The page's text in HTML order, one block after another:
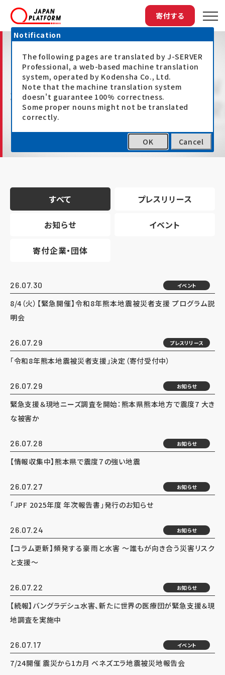
寄付する
最新情報
すべて プレスリリース
お知らせ イベント
寄付企業・団体
26.07.30 イベント
8/4（火）【緊急開催】令和8年熊本地震被災者支援 プログラム説
明会
26.07.29 プレスリリース
「令和8年熊本地震被災者支援」決定（寄付受付中）
26.07.29 お知らせ
緊急支援＆現地ニーズ調査を開始：熊本県熊本地方で震度7 大き
な被害か
26.07.28 お知らせ
【情報収集中】熊本県で震度７の強い地震
26.07.27 お知らせ
「JPF 2025年度 年次報告書」発行のお知らせ
26.07.24 お知らせ
【コラム更新】頻発する豪雨と水害 ～誰もが向き合う災害リスク
と支援～
26.07.22 お知らせ
【続報】バングラデシュ水害、新たに世界の医療団が緊急支援＆現
地調査を実施中
26.07.17 イベント
7/24開催 震災から1カ月 ベネズエラ地震被災地報告会
Notification
The following pages are translated by J-SERVER
Professional, a web-based machine translation
system, operated by Kodensha Co., Ltd.
Note that the machine translation system
doesn't guarantee 100% correctness.
Some proper nouns might not be translated
correctly.
OK Cancel